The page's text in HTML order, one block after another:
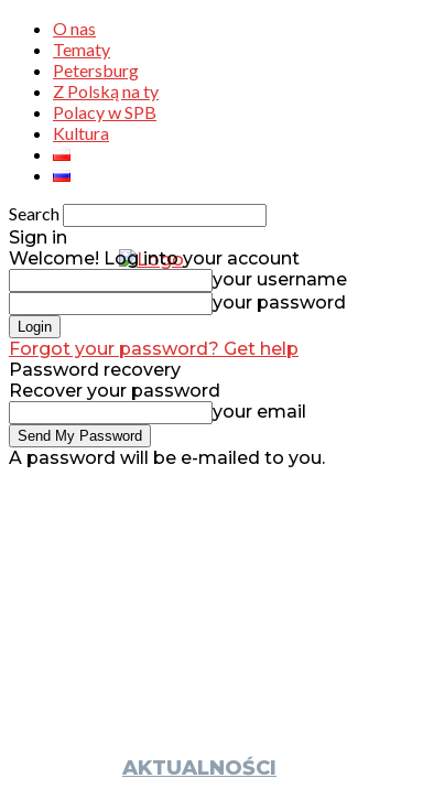
O nas
Tematy
Petersburg
Z Polską na ty
Polacy w SPB
Kultura
Search
Sign in
Welcome! Log into your account
your username
your password
Forgot your password? Get help
Password recovery
Recover your password
your email
A password will be e-mailed to you.
AKTUALNOŚCI